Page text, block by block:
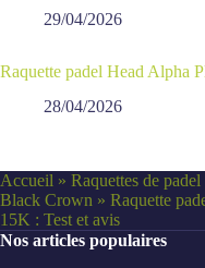
Publications
Raquette padel Varlion
Test et avis